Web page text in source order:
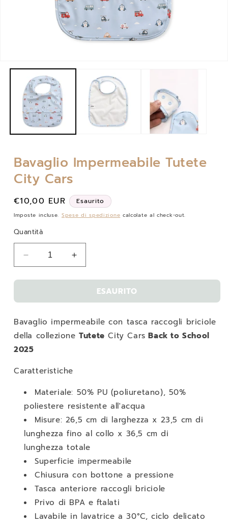
contenuti
multimediali
Bavaglio Impermeabile Tutete
City Cars
Prezzo
di
€10,00 EUR Esaurito
Imposte incluse. Spese di spedizione calcolate al check-out.
Quantità
Diminuisci
quantità
per
Impermeabile
City
Cars
Aumenta
quantità
per
Bavaglio
Impermeabile
City
Cars
ESAURITO
Bavaglio impermeabile con tasca raccogli briciole
della collezioneTutete City Cars Back to School
2025
Caratteristiche
Materiale: 50% PU (poliuretano), 50%
poliestere resistente all'acqua
Misure: 26,5 cm di larghezza x 23,5 cm di
lunghezza fino al collo x 36,5 cm di
lunghezza totale
Superficie impermeabile
Chiusura con bottone a pressione
Tasca anteriore raccogli briciole
Privo di BPA e ftalati
Lavabile in lavatrice a 30°C, ciclo delicato